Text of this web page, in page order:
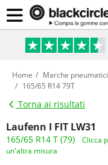
Home Marche pneumatici
165/65 R14 79T
Torna ai risultati
Laufenn I FIT LW31
165/65 R14 T (79)
Clicca
un'altra misura